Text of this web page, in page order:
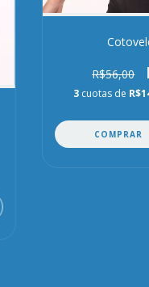
R$56,00
3 cuotas de
COMPRAR